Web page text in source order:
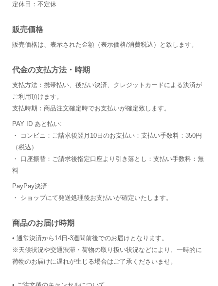
定休日：不定休
販売価格
販売価格は、表示された金額（表示価格/消費税込）と致します。
代金の支払方法・時期
支払方法：携帯払い、後払い決済、クレジットカードによる決済が
ご利用頂けます。
支払時期：商品注文確定時でお支払いが確定致します。
PAY ID あと払い:
・ コンビニ：ご請求後翌月10日のお支払い：支払い手数料：350円
（税込）
・ 口座振替：ご請求後指定口座より引き落とし：支払い手数料：無
料
PayPay決済:
・ ショップにて発送処理後お支払いが確定いたします。
商品のお届け時期
• 通常決済から14日-3週間前後でのお届けとなります。
※天候状況や交通渋滞・荷物の取り扱い状況などにより、一時的に
荷物のお届けに遅れが生じる場合はご了承くださいませ。